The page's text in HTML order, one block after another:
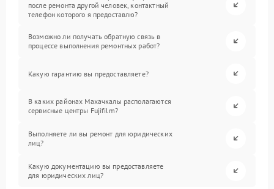
после ремонта другой человек, контактный
телефон которого я предоставлю?
Возможно ли получать обратную связь в
процессе выполнения ремонтных работ?
Какую гарантию вы предоставляете?
В каких районах Махачкалы располагаются
сервисные центры Fujifilm?
Выполняете ли вы ремонт для юридических
лиц?
Какую документацию вы предоставляете
для юридических лиц?